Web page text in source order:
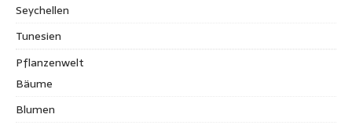
Seychellen
Tunesien
Pflanzenwelt
Bäume
Blumen